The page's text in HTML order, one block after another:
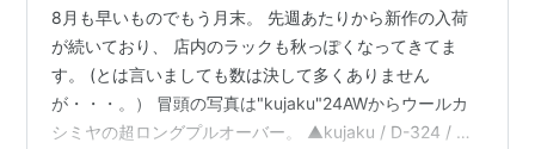
8月も早いものでもう月末。 先週あたりから新作の入荷
が続いており、 店内のラックも秋っぽくなってきてま
す。 (とは言いましても数は決して多くありません
が・・・。） 冒頭の写真は"kujaku"24AWからウールカ
シミヤの超ロングプルオーバー。 ▲kujaku / D-324 / ウ